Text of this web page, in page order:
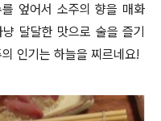
엎어서 소주의 향을 매화
달달한 맛으로 술을 즐기
인기는 하늘을 찌르네요!